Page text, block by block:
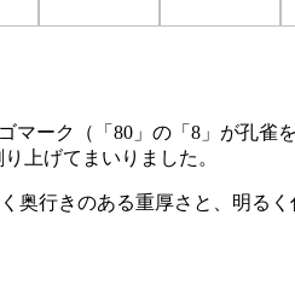
ーク（「80」の「8」が孔
上げてまいりました。
行きのある重厚さと、明る